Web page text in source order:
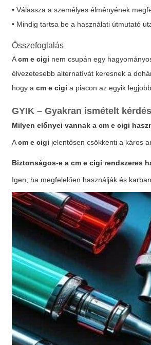
• Válassza a személyes élményének
• Mindig tartsa be a használati útmutató
Összefoglalás
Acm e cigi nem csupán egy
élvezetesebb alternatívát keresnek a
hogy acm e cigi a piacon az egyik
GYIK – Gyakran ismételt
Milyen előnyei vannak acm e cigi
Acm e cigi jelentősen csökkenti a káros
Biztonságos-e acm e cigi rendszeres
Igen, ha megfelelően használják és